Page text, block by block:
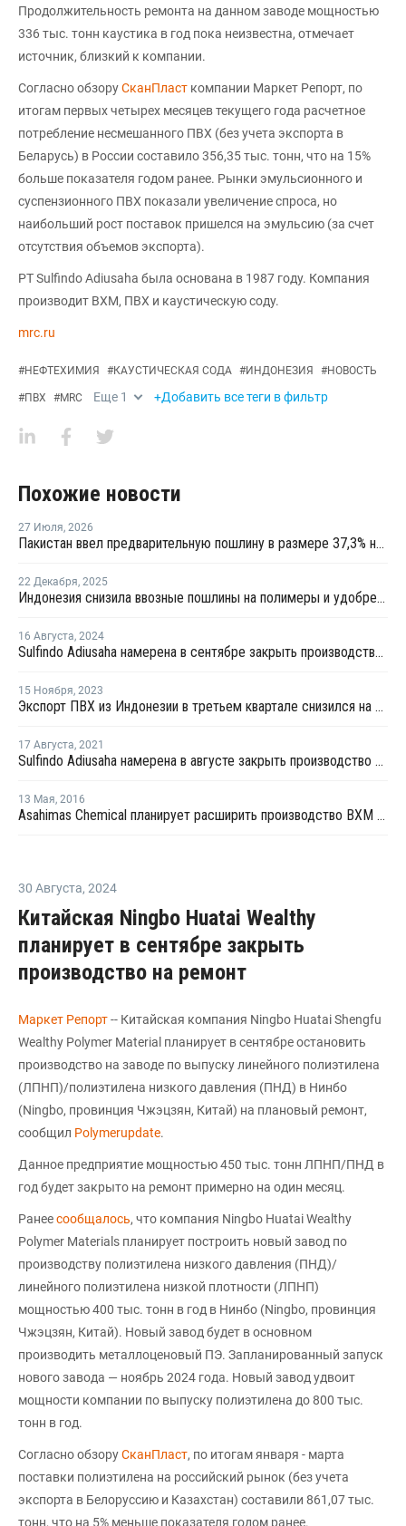
Продолжительность ремонта на данном заводе мощностью
336 тыс. тонн каустика в год пока неизвестна, отмечает
источник, близкий к компании.
Согласно обзоруСканПласт компании Маркет Репорт, по
итогам первых четырех месяцев текущего года расчетное
потребление несмешанного ПВХ (без учета экспорта в
Беларусь) в России составило 356,35 тыс. тонн, что на 15%
больше показателя годом ранее. Рынки эмульсионного и
суспензионного ПВХ показали увеличение спроса, но
наибольший рост поставок пришелся на эмульсию (за счет
отсутствия объемов экспорта).
PT Sulfindo Adiusaha была основана в 1987 году. Компания
производит ВХМ, ПВХ и каустическую соду.
mrc.ru
#НЕФТЕХИМИЯ #КАУСТИЧЕСКАЯ СОДА #ИНДОНЕЗИЯ #НОВОСТЬ
#ПВХ #MRC Еще 1 +Добавить все теги в фильтр
Похожие новости
27 Июля, 2026
Пакистан ввел предварительную пошлину в размере 37,3% на ПВХ
22 Декабря, 2025
Индонезия снизила ввозные пошлины на полимеры и удобрения из ЕАЭС
16 Августа, 2024
Sulfindo Adiusaha намерена в сентябре закрыть производство каустической соды в Индонезии на профилактику
15 Ноября, 2023
Экспорт ПВХ из Индонезии в третьем квартале снизился на 8%
17 Августа, 2021
Sulfindo Adiusaha намерена в августе закрыть производство ЭДХ в Индонезии на профилактику
13 Мая, 2016
Asahimas Chemical планирует расширить производство ВХМ на фоне высокого спроса на ПВХ в регионе
30 Августа, 2024
Китайская Ningbo Huatai Wealthy
планирует в сентябре закрыть
производство на ремонт
Маркет Репорт-- Китайская компания Ningbo Huatai Shengfu
Wealthy Polymer Material планирует в сентябре остановить
производство на заводе по выпуску линейного полиэтилена
(ЛПНП)/полиэтилена низкого давления (ПНД) в Нинбо
(Ningbo, провинция Чжэцзян, Китай) на плановый ремонт,
сообщил Polymerupdate.
Данное предприятие мощностью 450 тыс. тонн ЛПНП/ПНД в
год будет закрыто на ремонт примерно на один месяц.
Ранеесообщалось, что компания Ningbo Huatai Wealthy
Polymer Materials планирует построить новый завод по
производству полиэтилена низкого давления (ПНД)/
линейного полиэтилена низкой плотности (ЛПНП)
мощностью 400 тыс. тонн в год в Нинбо (Ningbo, провинция
Чжэцзян, Китай). Новый завод будет в основном
производить металлоценовый ПЭ. Запланированный запуск
нового завода — ноябрь 2024 года. Новый завод удвоит
мощности компании по выпуску полиэтилена до 800 тыс.
тонн в год.
Согласно обзоруСканПласт, по итогам января - марта
поставки полиэтилена на российский рынок (без учета
экспорта в Белоруссию и Казахстан) составили 861,07 тыс.
тонн, что на 5% меньше показателя годом ранее.